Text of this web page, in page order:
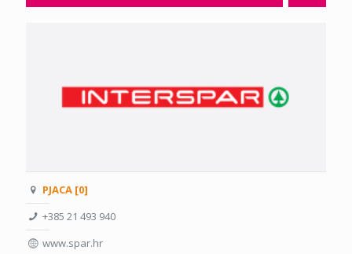
PJACA [0]
+385 21 493 940
www.spar.hr